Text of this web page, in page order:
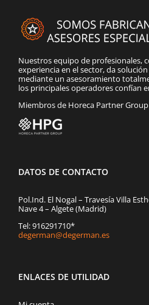
Nuestros equipo de profesionales,
experiencia en el sector, da
mediante un asesoramiento
los principales operadores confían
Miembros de Horeca Partner Group
DATOS DE CONTACTO
Pol.Ind. El Nogal – Travesía Villa
Nave 4 – Algete (Madrid)
Tel: 916291710*
degerman@degerman.es
ENLACES DE UTILIDAD